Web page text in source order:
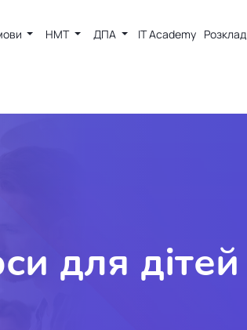
НМТ ДПА IT Academy Розклад
для дітей